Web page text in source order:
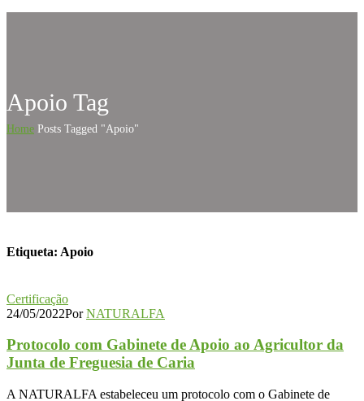
Apoio Tag
Home Posts Tagged "Apoio"
Etiqueta: Apoio
Certificação
24/05/2022PorNATURALFA
Protocolo com Gabinete de Apoio ao Agricultor da
Junta de Freguesia de Caria
A NATURALFA estabeleceu um protocolo com o Gabinete de